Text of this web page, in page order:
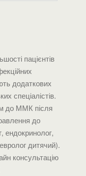
пацієнтів
додаткових
спеціалістів.
до ММК після
до
ендокринолог,
дитячий).
консультацію